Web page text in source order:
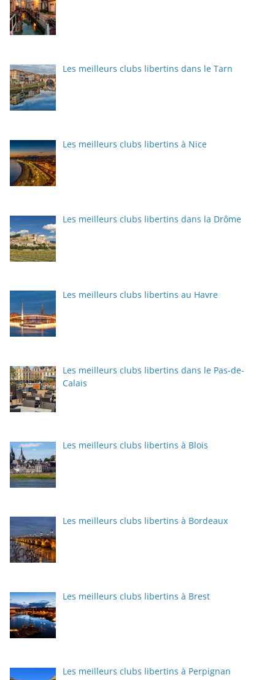
Les meilleurs clubs libertins dans le Tarn
Les meilleurs clubs libertins à Nice
Les meilleurs clubs libertins dans la Drôme
Les meilleurs clubs libertins au Havre
Les meilleurs clubs libertins dans le Pas-de-
Calais
Les meilleurs clubs libertins à Blois
Les meilleurs clubs libertins à Bordeaux
Les meilleurs clubs libertins à Brest
Les meilleurs clubs libertins à Perpignan